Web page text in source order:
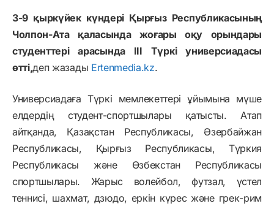
3-9 қыркүйек күндері Қырғыз Республикасының
Чолпон-Ата қаласында жоғары оқу орындары
студенттері арасында III Түркі универсиадасы
өтті,деп жазады Ertenmedia.kz.
Универсиадаға Түркі мемлекеттері ұйымына мүше
елдердің студент-спортшылары қатысты. Атап
айтқанда, Қазақстан Республикасы, Әзербайжан
Республикасы, Қырғыз Республикасы, Түркия
Республикасы және Өзбекстан Республикасы
спортшылары. Жарыс волейбол, футзал, үстел
теннисі, шахмат, дзюдо, еркін күрес және грек-рим